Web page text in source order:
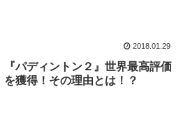
2018.01.29
『パディントン２』世界最高評価
を獲得！その理由とは！？